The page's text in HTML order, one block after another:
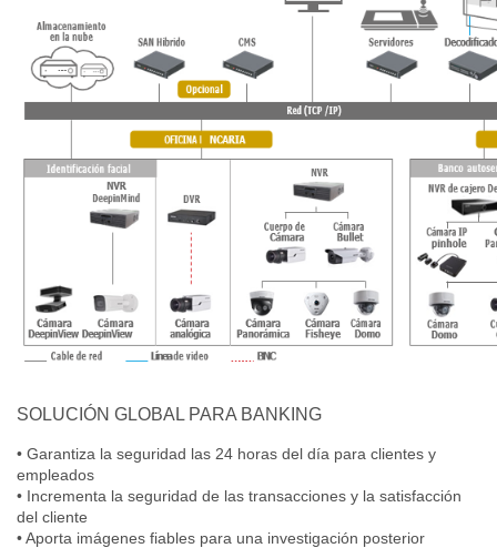
SOLUCIÓN GLOBAL PARA BANKING
• Garantiza la seguridad las 24 horas del día para clientes y
empleados
• Incrementa la seguridad de las transacciones y la satisfacción
del cliente
• Aporta imágenes fiables para una investigación posterior